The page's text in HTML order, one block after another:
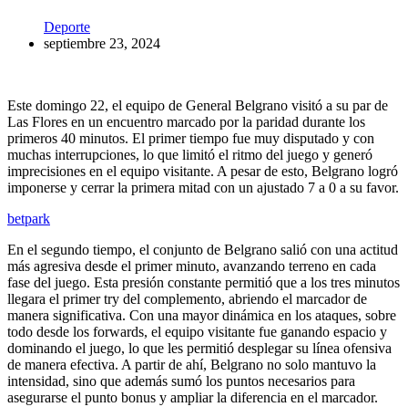
Deporte
septiembre 23, 2024
Este domingo 22, el equipo de General Belgrano visitó a su par de
Las Flores en un encuentro marcado por la paridad durante los
primeros 40 minutos. El primer tiempo fue muy disputado y con
muchas interrupciones, lo que limitó el ritmo del juego y generó
imprecisiones en el equipo visitante. A pesar de esto, Belgrano logró
imponerse y cerrar la primera mitad con un ajustado 7 a 0 a su favor.
betpark
En el segundo tiempo, el conjunto de Belgrano salió con una actitud
más agresiva desde el primer minuto, avanzando terreno en cada
fase del juego. Esta presión constante permitió que a los tres minutos
llegara el primer try del complemento, abriendo el marcador de
manera significativa. Con una mayor dinámica en los ataques, sobre
todo desde los forwards, el equipo visitante fue ganando espacio y
dominando el juego, lo que les permitió desplegar su línea ofensiva
de manera efectiva. A partir de ahí, Belgrano no solo mantuvo la
intensidad, sino que además sumó los puntos necesarios para
asegurarse el punto bonus y ampliar la diferencia en el marcador.